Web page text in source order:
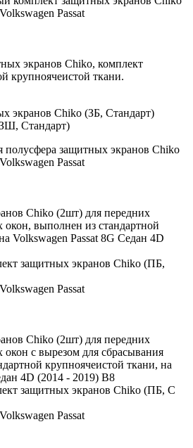
экранов Chiko, комплект
крупноячеистой ткани.
экранов Chiko (ЗБ, Стандарт)
Стандарт)
полусфера защитных экранов Chiko
Chiko (2шт) для передних
выполнен из стандартной
Volkswagen Passat 8G Седан 4D
защитных экранов Chiko (ПБ,
Chiko (2шт) для передних
c вырезом для сбрасывания
крупноячеистой ткани, на
4D (2014 - 2019) B8
защитных экранов Chiko (ПБ, С